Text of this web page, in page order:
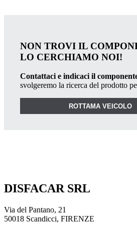
NON TROVI IL
LO CERCHIAMO NOI!
Contattaci e indicaci il
svolgeremo la ricerca del prodotto
ROTTAMA VEICOLO
DISFACAR SRL
Via del Pantano, 21
50018 Scandicci, FIRENZE